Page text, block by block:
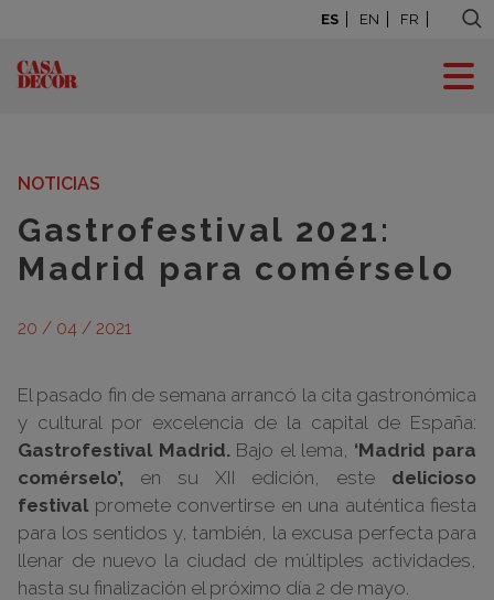
ES EN FR
BLOG: LA CASA SE
NOTICIAS
Gastrofestival 2021:
Madrid para comérselo
20 / 04 / 2021
El pasado fin de semana arrancó la cita gastronómica
y cultural por excelencia de la capital de España:
Gastrofestival Madrid.Bajo el lema, ‘Madrid para
comérselo’, en su XII edición, este delicioso
festivalpromete convertirse en una auténtica fiesta
para los sentidos y, también, la excusa perfecta para
llenar de nuevo la ciudad de múltiples actividades,
hasta su finalización el próximo día 2 de mayo.